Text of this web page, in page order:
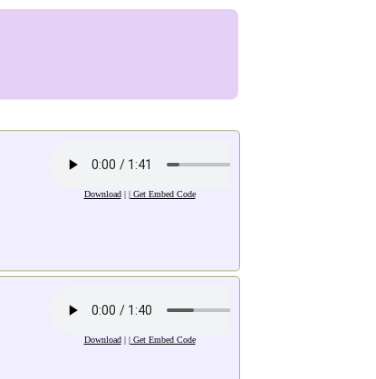
Download| |Get Embed Code
Download| |Get Embed Code